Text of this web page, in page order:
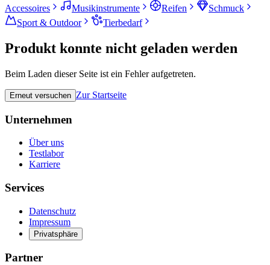
Accessoires
Musikinstrumente Reifen
Schmuck
Sport & Outdoor
Tierbedarf
Produkt konnte nicht geladen werden
Beim Laden dieser Seite ist ein Fehler aufgetreten.
Erneut versuchen Zur Startseite
Unternehmen
Über uns
Testlabor
Karriere
Services
Datenschutz
Impressum
Privatsphäre
Partner